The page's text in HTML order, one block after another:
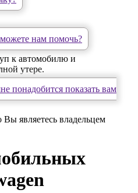
нам помочь?
к автомобилю и
утере.
понадобится показать вам
являетесь владельцем